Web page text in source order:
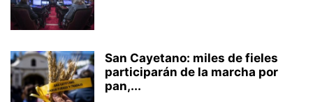
San Cayetano: miles de fieles
participarán de la marcha por
pan,...